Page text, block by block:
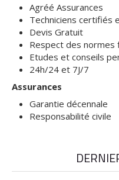
Agréé Assurances
Techniciens certifiés
Devis Gratuit
Respect des normes
Etudes et conseils
24h/24 et 7J/7
Assurances
Garantie décennale
Responsabilité civile